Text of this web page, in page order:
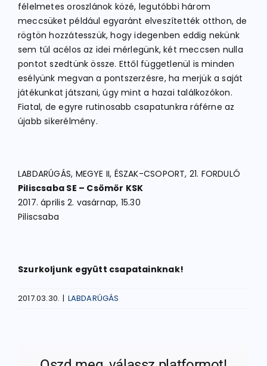
ELÉRHETŐSÉGEK
TAGDÍJ BEFIZETÉS
félelmetes oroszlánok közé, legutóbbi három
meccsüket például egyaránt elveszítették otthon, de
rögtön hozzátesszük, hogy idegenben eddig nekünk
sem túl acélos az idei mérlegünk, két meccsen nulla
pontot szedtünk össze. Ettől függetlenül is minden
esélyünk megvan a pontszerzésre, ha merjük a saját
játékunkat játszani, úgy mint a hazai találkozókon.
Fiatal, de egyre rutinosabb csapatunkra ráférne az
újabb sikerélmény.
LABDARÚGÁS, MEGYE II, ÉSZAK-CSOPORT, 21. FORDULÓ
Piliscsaba SE – Csömör KSK
2017. április 2. vasárnap, 15.30
Piliscsaba
Szurkoljunk együtt csapatainknak!
2017.03.30. | LABDARÚGÁS